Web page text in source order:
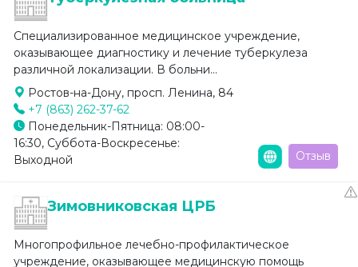
Специализированное медицинское учреждение,
оказывающее диагностику и лечение туберкулеза
различной локализации. В больни...
Ростов-на-Дону, просп. Ленина, 84
+7 (863) 262-37-62
Понедельник-Пятница: 08:00-
16:30, Суббота-Воскресенье:
Выходной
Отзыв
Зимовниковская ЦРБ
Многопрофильное лечебно-профилактическое
учреждение, оказывающее медицинскую помощь